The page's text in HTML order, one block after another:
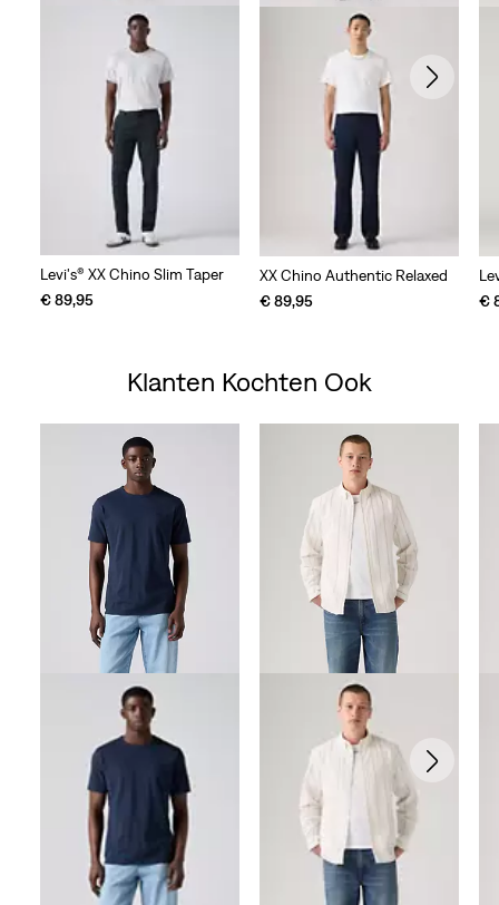
Levi's® XX Chino Slim Taper
€ 89,95
XX Chino Authentic Relaxed
€ 89,95
€
Klanten Kochten Ook